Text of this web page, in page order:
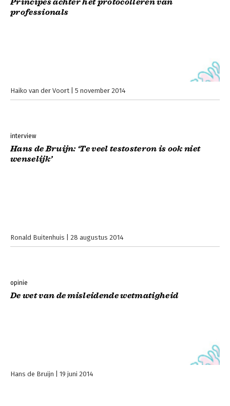
professionals
Haiko van der Voort 5 november 2014
interview
Hans de Bruijn: ‘Te veel testosteron is ook niet
wenselijk’
Ronald Buitenhuis 28 augustus 2014
opinie
De wet van de misleidende wetmatigheid
Hans de Bruijn 19 juni 2014